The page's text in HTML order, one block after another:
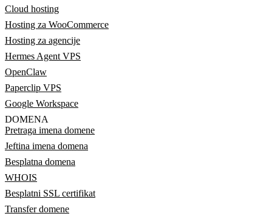
Cloud hosting
Hosting za WooCommerce
Hosting za agencije
Hermes Agent VPS
OpenClaw
Paperclip VPS
Google Workspace
DOMENA
Pretraga imena domene
Jeftina imena domena
Besplatna domena
WHOIS
Besplatni SSL certifikat
Transfer domene